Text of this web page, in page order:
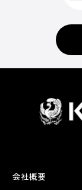
会社概要